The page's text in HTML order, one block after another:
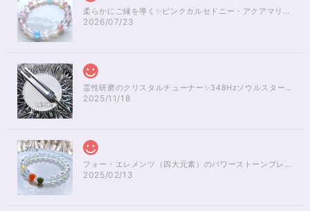
柔らかにご縁を導く✨ピンクカルセドニー・アクアマリンブレスレット16cm
2026/07/23
霊性研磨のクリスタルチューナー✨348Hzソウルスターチャクラのヒーリング
2025/11/18
フォー・エレメンツ（四大元素）のパワーストーンブレスレット✨レインボーオーラ16cm
2025/02/13